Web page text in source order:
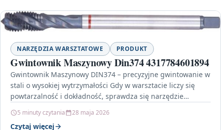
NARZĘDZIA WARSZTATOWE PRODUKT
Gwintownik Maszynowy Din374 4317784601894
Gwintownik Maszynowy DIN374 – precyzyjne gwintowanie w
stali o wysokiej wytrzymałości Gdy w warsztacie liczy się
powtarzalność i dokładność, sprawdza się narzędzie
5 minuty czytania 28 maja 2026
Czytaj więcej